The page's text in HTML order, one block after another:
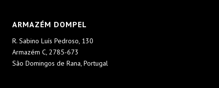
ARMAZÉM DOMPEL
R. Sabino Luís Pedroso, 130
Armazém C, 2785-673
São Domingos de Rana, Portugal